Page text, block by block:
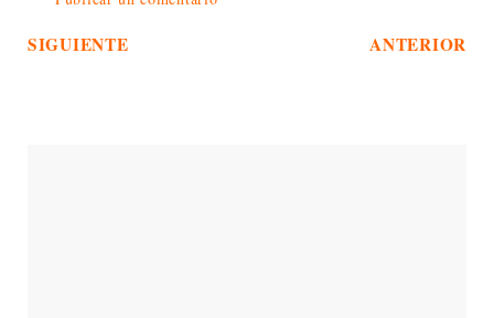
SIGUIENTE ANTERIOR